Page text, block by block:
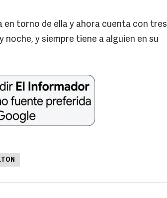
en torno de ella y ahora cuenta con tres
noche, y siempre tiene a alguien en su